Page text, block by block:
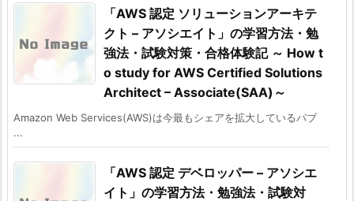
「AWS 認定 ソリューションアーキテ
クト – アソシエイト」の学習方法・勉
強法・試験対策・合格体験記 ～ How t
o study for AWS Certified Solutions
Architect – Associate(SAA)～
Amazon Web Services(AWS)は今最もシェアを拡大しているパブ
...
「AWS 認定 デベロッパー – アソシエ
イト」の学習方法・勉強法・試験対